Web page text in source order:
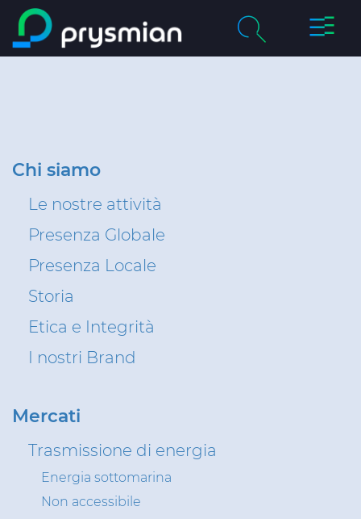
Vai al contenuto
principale
Attiva/
Lavora con noi
Media
Sostenibilità
CPR
Cerca la DoP
Cable App
GLOBAL SITE
Chi siamo
Le nostre attività
Presenza Globale
Presenza Locale
Storia
Etica e Integrità
I nostri Brand
Mercati
Trasmissione di energia
Energia sottomarina
Non accessibile